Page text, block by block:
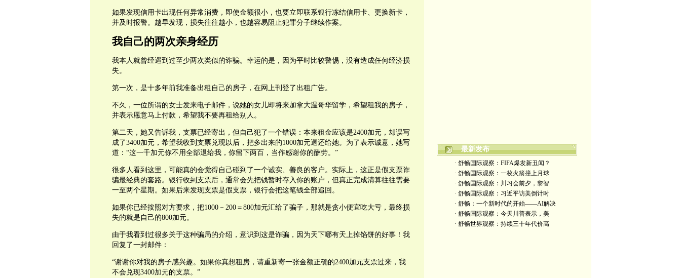
如果发现信用卡出现任何异常消费，即使金额很小，也要立即联系银行冻结信用卡、更换新卡，
并及时报警。越早发现，损失往往越小，也越容易阻止犯罪分子继续作案。
我自己的两次亲身经历
我本人就曾经遇到过至少两次类似的诈骗。幸运的是，因为平时比较警惕，没有造成任何经济损
失。
第一次，是十多年前我准备出租自己的房子，在网上刊登了出租广告。
不久，一位所谓的女士发来电子邮件，说她的女儿即将来加拿大温哥华留学，希望租我的房子，
并表示愿意马上付款，希望我不要再租给别人。
第二天，她又告诉我，支票已经寄出，但自己犯了一个错误：本来租金应该是2400加元，却误写
成了3400加元，希望我收到支票兑现以后，把多出来的1000加元退还给她。为了表示诚意，她写
道：“这一千加元你不用全部退给我，你留下两百，当作感谢你的酬劳。”
很多人看到这里，可能真的会觉得自己碰到了一个诚实、善良的客户。实际上，这正是假支票诈
骗最经典的套路。银行收到支票后，通常会先把钱暂时存入你的账户，但真正完成清算往往需要
一至两个星期。如果后来发现支票是假支票，银行会把这笔钱全部追回。
如果你已经按照对方要求，把1000－200＝800加元汇给了骗子，那就是贪小便宜吃大亏，最终损
失的就是自己的800加元。
由于我看到过很多关于这种骗局的介绍，意识到这是诈骗，因为天下哪有天上掉馅饼的好事！我
回复了一封邮件：
“谢谢你对我的房子感兴趣。如果你真想租房，请重新寄一张金额正确的2400加元支票过来，我
不会兑现3400加元的支票。”
最新发布
· 舒畅国际观察：FIFA爆发新丑闻？
· 舒畅国际观察：一枚火箭撞上月球
· 舒畅国际观察：川习会前夕，黎智
· 舒畅国际观察：习近平访美倒计时
· 舒畅：一个新时代的开始——AI解决
· 舒畅国际观察：今天川普表示，美
· 舒畅世界观察：持续三十年代价高